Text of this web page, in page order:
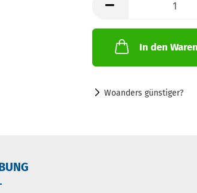
In den
Woanders günstiger?